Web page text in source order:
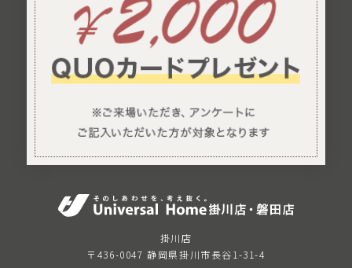
掛川店
〒436-0047 静岡県掛川市長谷1-31-4